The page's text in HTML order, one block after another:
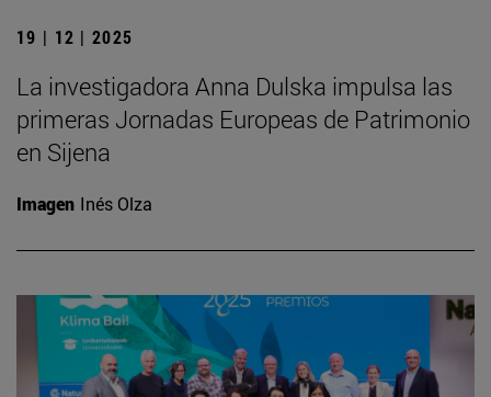
19 | 12 | 2025
La investigadora Anna Dulska impulsa las
primeras Jornadas Europeas de Patrimonio
en Sijena
Imagen Inés Olza